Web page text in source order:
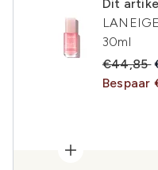
Dit
30ml
€44,85
Bespaar